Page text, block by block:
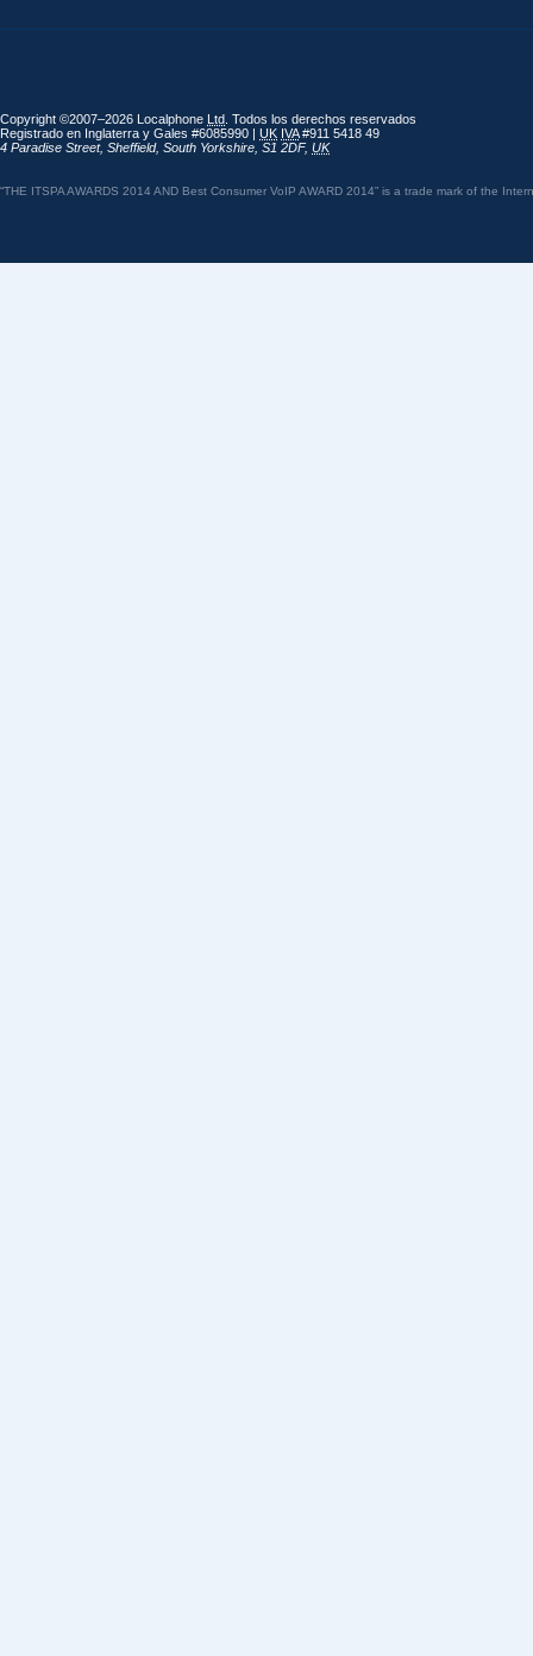
Copyright ©2007–2026 Localphone Ltd . Todos los derechos reservados
Registrado en Inglaterra y Gales #6085990 | UK IVA#911 5418 49
4 Paradise Street, Sheffield, South Yorkshire S1 2DF, UK
“THE ITSPA AWARDS 2014 AND Best Consumer VoIP AWARD 2014” is a trade mark of the